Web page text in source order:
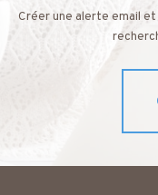
Créer une alerte email